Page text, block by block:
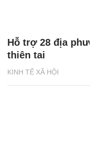
KINH TẾ XÃ HỘI
Hỗ trợ 28 địa
thiên tai